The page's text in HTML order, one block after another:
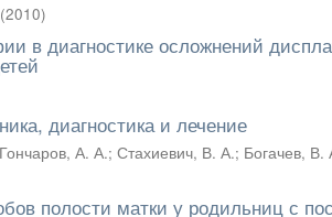
(2010)
в диагностике осложнений
диагностика и лечение
Гончаров, А. А.; Стахиевич, В. А.; Богачев, В.
полости матки у родильниц с